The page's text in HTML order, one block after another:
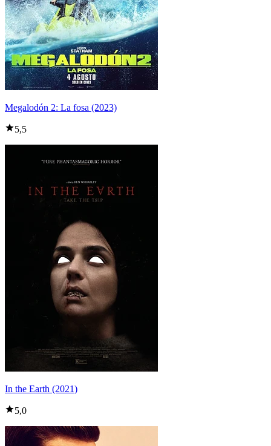
Megalodón 2: La fosa (2023)
5,5
In the Earth (2021)
5,0